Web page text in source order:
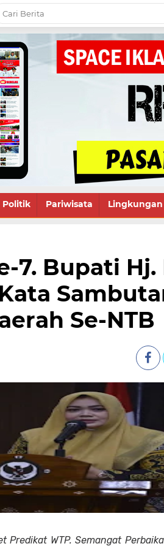
Politik Pariwisata Lingkungan
7. Bupati
Se-NTB
Predikat WTP. Semangat